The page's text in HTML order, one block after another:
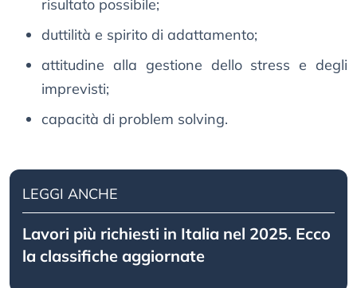
risultato possibile;
duttilità e spirito di adattamento;
attitudine alla gestione dello stress e degli
imprevisti;
capacità di problem solving.
LEGGI ANCHE
Lavori più richiesti in Italia nel 2025. Ecco
la classifiche aggiornate